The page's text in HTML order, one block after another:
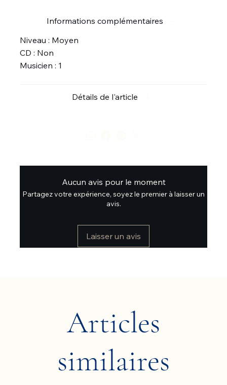
Informations complémentaires
Niveau : Moyen
CD : Non
Musicien : 1
Détails de l'article
Aucun avis pour le moment
Partagez votre expérience, soyez le premier à laisser un
avis.
Laisser un avis
Articles
similaires